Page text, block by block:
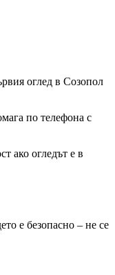
оглед в Созопол
по телефона с
ако огледът е в
е безопасно – не се